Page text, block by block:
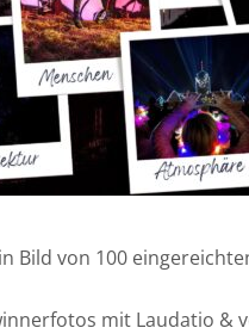
Bild von 100
mit Laudatio &